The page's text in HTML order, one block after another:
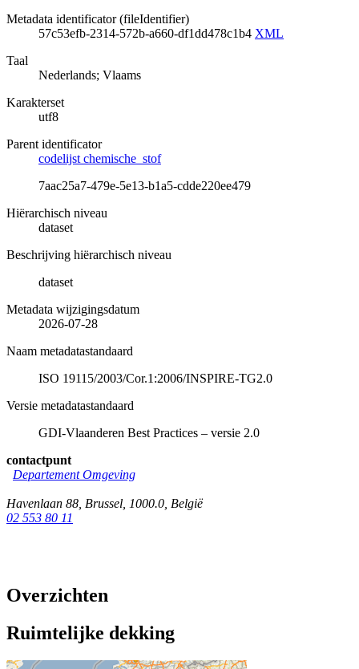
Metadata identificator (fileIdentifier)
57c53efb-2314-572b-a660-df1dd478c1b4 XML
Taal
Nederlands; Vlaams
Karakterset
utf8
Parent identificator
codelijst chemische_stof
7aac25a7-479e-5e13-b1a5-cdde220ee479
Hiërarchisch niveau
dataset
Beschrijving hiërarchisch niveau
dataset
Metadata wijzigingsdatum
2026-07-28
Naam metadatastandaard
ISO 19115/2003/Cor.1:2006/INSPIRE-TG2.0
Versie metadatastandaard
GDI-Vlaanderen Best Practices – versie 2.0
contactpunt
Departement Omgeving
Havenlaan 88 Brussel 1000.0 België
02 553 80 11
Overzichten
Ruimtelijke dekking